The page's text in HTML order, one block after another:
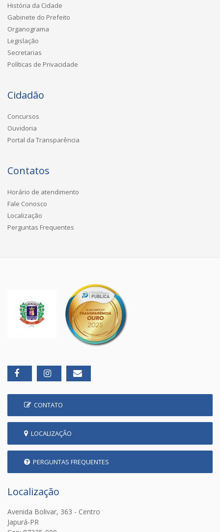
História da Cidade
Gabinete do Prefeito
Organograma
Legislação
Secretarias
Políticas de Privacidade
Cidadão
Concursos
Ouvidoria
Portal da Transparência
Contatos
Horário de atendimento
Fale Conosco
Localização
Perguntas Frequentes
CONTATO
LOCALIZAÇÃO
PERGUNTAS FREQUENTES
Localização
Avenida Bolivar, 363 - Centro
Japurá-PR